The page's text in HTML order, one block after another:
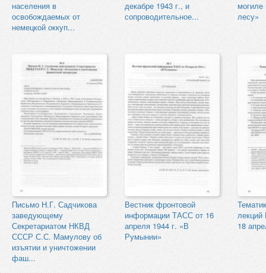
населения в
освобождаемых от
немецкой оккуп...
декабре 1943 г., и
сопроводительное...
могиле
лесу»
Письмо Н.Г. Садчикова
заведующему
Секретариатом НКВД
СССР С.С. Мамулову об
изъятии и уничтожении
фаш...
Вестник фронтовой
информации ТАСС от 16
апреля 1944 г. «В
Румынии»
18